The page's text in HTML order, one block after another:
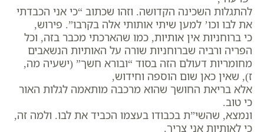
להתגלות השכינה הקדושה. וזהו שכתוב “כי אני הכבדתי
את לבו וכו’ למען שיתי אותותי אלה בקרבו”. פירוש,
כי ברוחניות אין אותיות, כמו שהארכתי מכבר בזה, וכל
הפריה ורביה שברוחניות שורה על האותיות הנשאבים
מחומריות דעולם הזה בסוד “ובורא חשך” (ישעיה מה,
ז), שאין כאן שום הוספה וחידוש,
אלא בריאת החושך שהוא מרכבה מותאמה לגלות האור
כי טוב.
ונמצא, שהשי”ת בכבודו בעצמו הכביד את לבו. ולמה זה,
כי לאותיות אני צריך.